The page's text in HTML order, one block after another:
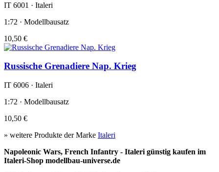
IT 6001 · Italeri
1:72 · Modellbausatz
10,50 €
Russische Grenadiere Nap. Krieg
IT 6006 · Italeri
1:72 · Modellbausatz
10,50 €
» weitere Produkte der Marke Italeri
Napoleonic Wars, French Infantry - Italeri günstig kaufen im
Italeri-Shop modellbau-universe.de